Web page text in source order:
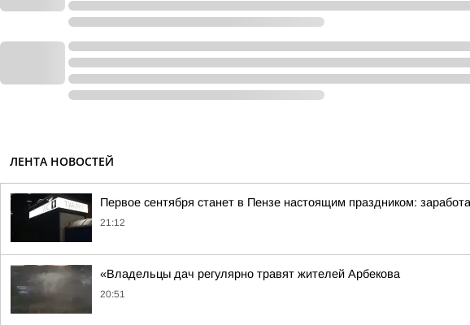
ЛЕНТА НОВОСТЕЙ
Первое сентября станет в Пензе настоящим праздником:
21:12
«Владельцы дач регулярно травят жителей Арбекова
20:51